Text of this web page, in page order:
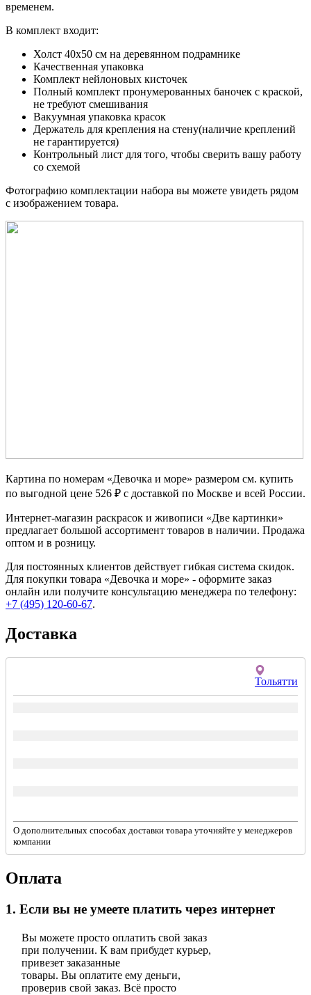
временем.
В комплект входит:
Холст 40x50 см на деревянном подрамнике
Качественная упаковка
Комплект нейлоновых кисточек
Полный комплект пронумерованных баночек с краской,
не требуют смешивания
Вакуумная упаковка красок
Держатель для крепления на стену(наличие креплений
не гарантируется)
Контрольный лист для того, чтобы сверить вашу работу
со схемой
Фотографию комплектации набора вы можете увидеть рядом
с изображением товара.
Картина по номерам «Девочка и море» размером см. купить
по выгодной цене 526 ₽ с доставкой по Москве и всей России.
Интернет-магазин раскрасок и живописи «Две картинки»
предлагает большой ассортимент товаров в наличии. Продажа
оптом и в розницу.
Для постоянных клиентов действует гибкая система скидок.
Для покупки товара «Девочка и море» - оформите заказ
онлайн или получите консультацию менеджера по телефону:
+7 (495) 120-60-67.
Доставка
Тольятти
О дополнительных способах доставки товара уточняйте у менеджеров
компании
Оплата
1. Если вы не умеете платить через интернет
Вы можете просто оплатить свой заказ
при получении. К вам прибудет курьер,
привезет заказанные
товары. Вы оплатите ему деньги,
проверив свой заказ. Всё просто